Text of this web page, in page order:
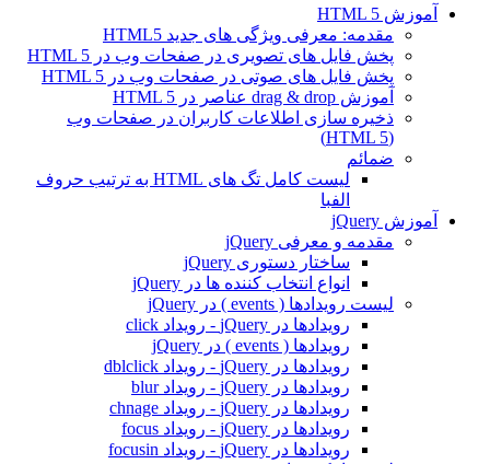
آموزش HTML 5
مقدمه: معرفی ویژگی های جدید HTML5
پخش فایل های تصویری در صفحات وب در HTML 5
پخش فایل های صوتی در صفحات وب در HTML 5
آموزش drag & drop عناصر در HTML 5
ذخیره سازی اطلاعات کاربران در صفحات وب
(HTML 5)
ضمائم
لیست کامل تگ های HTML به ترتيب حروف
الفبا
آموزش jQuery
مقدمه و معرفی jQuery
ساختار دستوری jQuery
انواع انتخاب کننده ها در jQuery
لیست رویدادها ( events ) در jQuery
رویدادها در jQuery - رویداد click
رویدادها ( events ) در jQuery
رویدادها در jQuery - رویداد dblclick
رویدادها در jQuery - رویداد blur
رویدادها در jQuery - رویداد chnage
رویدادها در jQuery - رویداد focus
رویدادها در jQuery - رویداد focusin